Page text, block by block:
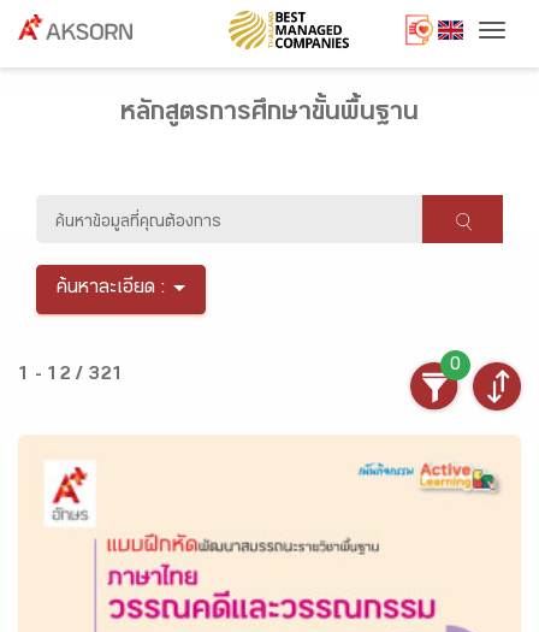
หลักสูตรการศึกษาขั้นพื้นฐาน
ค้นหาละเอียด :
1 - 12 / 321
0